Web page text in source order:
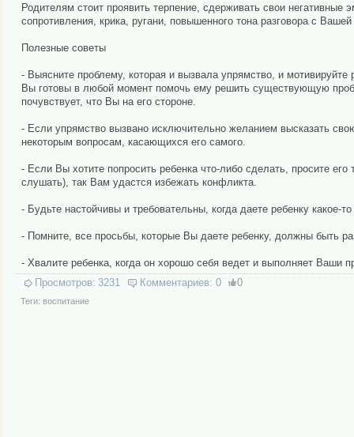
Родителям стоит проявить терпение, сдерживать свои
сопротивления, крика, ругани, повышенного тона разговора с
Полезные советы
- Выясните проблему, которая и вызвала упрямство, и
Вы готовы в любой момент помочь ему решить существующую
почувствует, что Вы на его стороне.
- Если упрямство вызвано исключительно желанием высказать
некоторым вопросам, касающихся его самого.
- Если Вы хотите попросить ребенка что-либо сделать, просите
слушать), так Вам удастся избежать конфликта.
- Будьте настойчивы и требовательны, когда даете ребенку
- Помните, все просьбы, которые Вы даете ребенку, должны быть
- Хвалите ребенка, когда он хорошо себя ведет и выполняет Ваши
Просмотров: 3231 Комментариев: 0 0
Теги: воспитание